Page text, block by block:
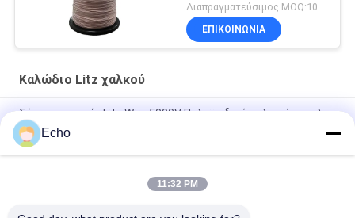
Διαπραγματεύσιμος MOQ:1000 M
ΕΠΙΚΟΙΝΩΝΙΑ
Καλώδιο Litz χαλκού
Σύρμα με ταινία Litz Wire 5000V Πολυϊμιδικό τυλιγμένο φιλμ
Mylar Καλυμμένο σύρμα χαλκού
Custom Litz Wire 0,03mmx600/2000 Kapton Tapeed Copper
Echo
11:32 PM